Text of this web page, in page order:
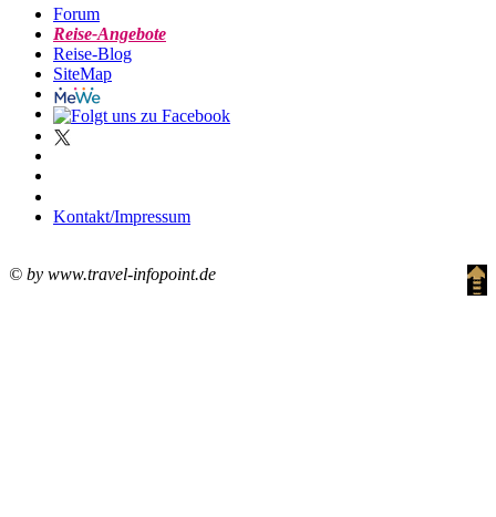
Forum
Reise-Angebote
Reise-Blog
SiteMap
Kontakt/Impressum
© by www.travel-infopoint.de